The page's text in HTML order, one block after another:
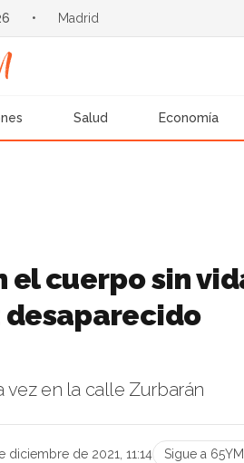
• Madrid
Salud Economía
el cuerpo sin
desaparecido
vez en la calle Zurbarán
diciembre de 2021, 11:14 Sigue a